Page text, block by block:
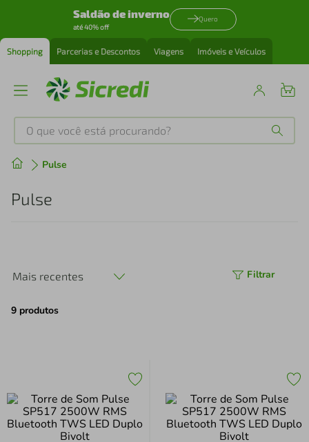
Saldão de inverno
até 40% off
Quero
Shopping Parcerias e Descontos Viagens Imóveis e Veículos
O que você está procurando?
Pulse
Pulse
Mais recentes Filtrar
9 produtos
Produtos mais buscados
perfume
4º air fryer